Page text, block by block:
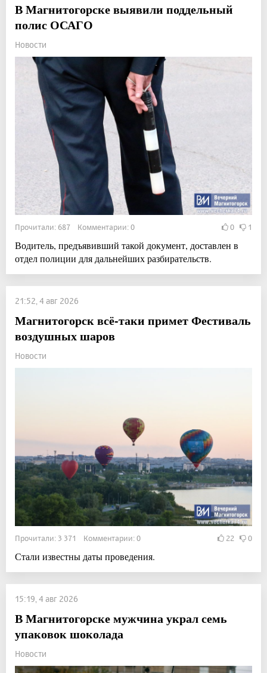
В Магнитогорске выявили поддельный
полис ОСАГО
Новости
Прочитали: 687 Комментарии: 0 0 1
Водитель, предъявивший такой документ, доставлен в
отдел полиции для дальнейших разбирательств.
21:52, 4 авг 2026
Магнитогорск всё-таки примет Фестиваль
воздушных шаров
Новости
Прочитали: 3 371 Комментарии: 0 22 0
Стали известны даты проведения.
15:19, 4 авг 2026
В Магнитогорске мужчина украл семь
упаковок шоколада
Новости